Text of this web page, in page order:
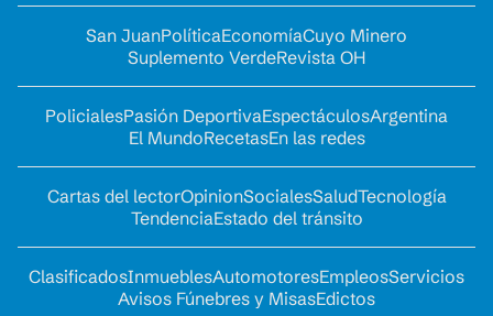
San JuanPolíticaEconomíaCuyo Minero
Suplemento VerdeRevista OH
PolicialesPasión DeportivaEspectáculosArgentina
El MundoRecetasEn las redes
Cartas del lectorOpinionSocialesSaludTecnología
TendenciaEstado del tránsito
ClasificadosInmueblesAutomotoresEmpleosServicios
Avisos Fúnebres y MisasEdictos